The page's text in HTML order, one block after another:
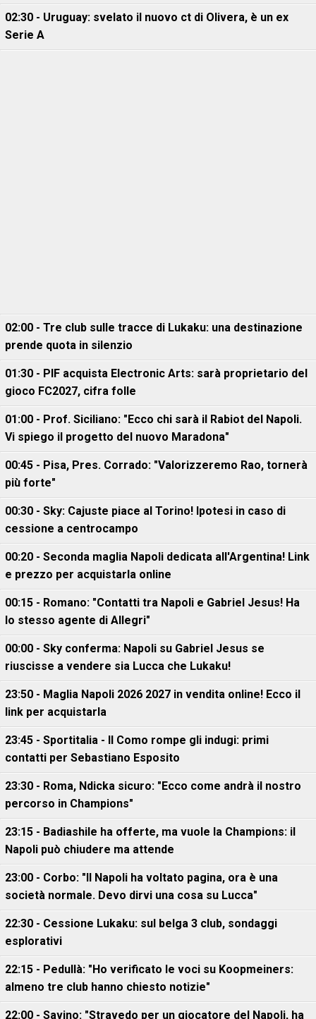
02:30 - Uruguay: svelato il nuovo ct di Olivera, è un ex
Serie A
02:00 - Tre club sulle tracce di Lukaku: una destinazione
prende quota in silenzio
01:30 - PIF acquista Electronic Arts: sarà proprietario del
gioco FC2027, cifra folle
01:00 - Prof. Siciliano: "Ecco chi sarà il Rabiot del Napoli.
Vi spiego il progetto del nuovo Maradona"
00:45 - Pisa, Pres. Corrado: "Valorizzeremo Rao, tornerà
più forte"
00:30 - Sky: Cajuste piace al Torino! Ipotesi in caso di
cessione a centrocampo
00:20 - Seconda maglia Napoli dedicata all'Argentina! Link
e prezzo per acquistarla online
00:15 - Romano: "Contatti tra Napoli e Gabriel Jesus! Ha
lo stesso agente di Allegri"
00:00 - Sky conferma: Napoli su Gabriel Jesus se
riuscisse a vendere sia Lucca che Lukaku!
23:50 - Maglia Napoli 2026 2027 in vendita online! Ecco il
link per acquistarla
23:45 - Sportitalia - Il Como rompe gli indugi: primi
contatti per Sebastiano Esposito
23:30 - Roma, Ndicka sicuro: "Ecco come andrà il nostro
percorso in Champions"
23:15 - Badiashile ha offerte, ma vuole la Champions: il
Napoli può chiudere ma attende
23:00 - Corbo: "Il Napoli ha voltato pagina, ora è una
società normale. Devo dirvi una cosa su Lucca"
22:30 - Cessione Lukaku: sul belga 3 club, sondaggi
esplorativi
22:15 - Pedullà: "Ho verificato le voci su Koopmeiners:
almeno tre club hanno chiesto notizie"
22:00 - Savino: "Stravedo per un giocatore del Napoli, ha